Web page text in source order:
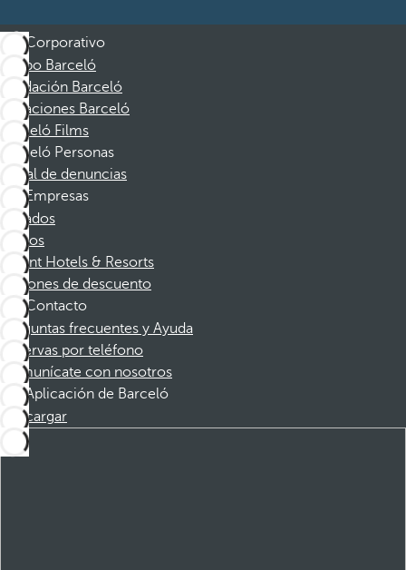
Corporativo
Grupo Barceló
Fundación Barceló
Vacaciones Barceló
Barceló Films
Barceló Personas
Canal de denuncias
Empresas
Afiliados
Socios
Dorint Hotels & Resorts
Cupones de descuento
Contacto
Preguntas frecuentes y Ayuda
Reservas por teléfono
Comunícate con nosotros
Aplicación de Barceló
Descargar